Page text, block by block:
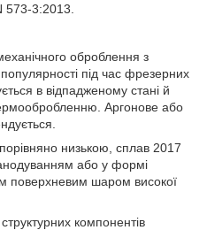
3:2013.
оброблення з
під час фрезерних
в відпадженому стані й
Аргонове або
порівняно низькою, сплав 2017
або у формі
поверхневим шаром високої
компонентів